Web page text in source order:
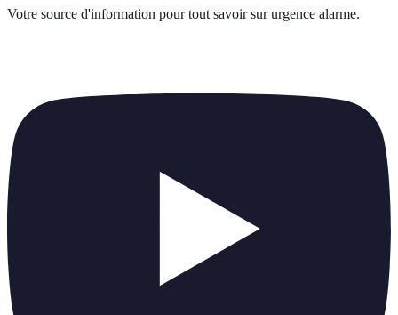
Votre source d'information pour tout savoir sur urgence alarme.